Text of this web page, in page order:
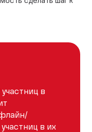
в
в их